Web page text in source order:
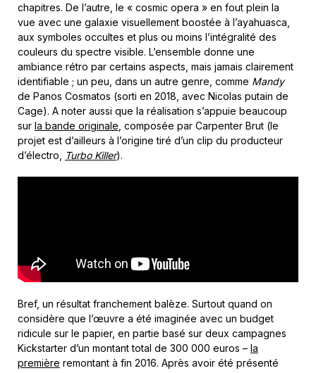
chapitres. De l’autre, le « cosmic opera » en fout plein la
vue avec une galaxie visuellement boostée à l’ayahuasca,
aux symboles occultes et plus ou moins l’intégralité des
couleurs du spectre visible. L’ensemble donne une
ambiance rétro par certains aspects, mais jamais clairement
identifiable ; un peu, dans un autre genre, comme Mandy
de Panos Cosmatos (sorti en 2018, avec Nicolas putain de
Cage). A noter aussi que la réalisation s’appuie beaucoup
sur la bande originale, composée par Carpenter Brut (le
projet est d’ailleurs à l’origine tiré d’un clip du producteur
d’électro, Turbo Killer).
Bref, un résultat franchement balèze. Surtout quand on
considère que l’œuvre a été imaginée avec un budget
ridicule sur le papier, en partie basé sur deux campagnes
Kickstarter d’un montant total de 300 000 euros – la
première remontant à fin 2016. Après avoir été présenté